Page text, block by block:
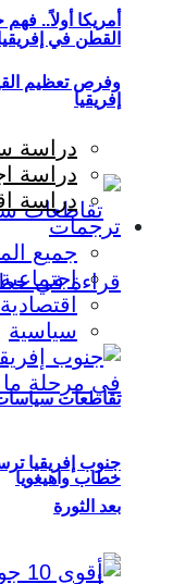
أمريكا أولاً..
إفريقيا
تقاطعات سياسات
خطاب واهيغويا
القطن في
وفرص تعظيم
دراسة
دراسة
دراسة
ترجمات
جميع
اجتماعية
اقتصادية
سياسية
جنوب إفريقيا
بعد الثورة